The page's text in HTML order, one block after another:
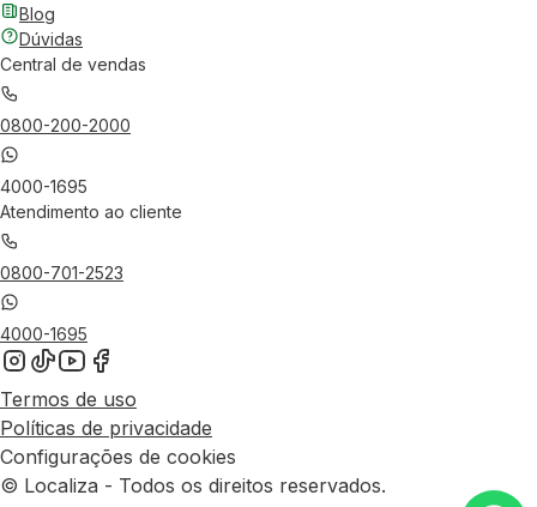
Blog
Dúvidas
Central de vendas
0800-200-2000
4000-1695
Atendimento ao cliente
0800-701-2523
4000-1695
Termos de uso
Políticas de privacidade
Configurações de cookies
© Localiza - Todos os direitos reservados.